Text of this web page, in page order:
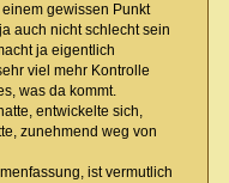
gewissen Punkt
auch nicht schlecht sein
ja eigentlich
viel mehr Kontrolle
was da kommt.
entwickelte sich,
zunehmend weg von
ist vermutlich